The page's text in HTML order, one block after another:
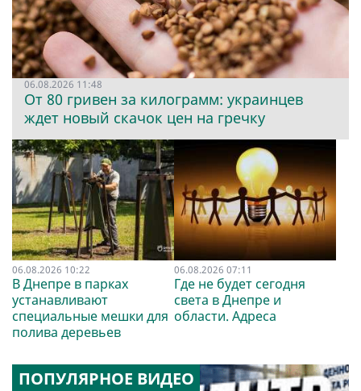
06.08.2026 11:48
От 80 гривен за килограмм: украинцев
ждет новый скачок цен на гречку
06.08.2026 10:22
В Днепре в парках
устанавливают
специальные мешки для
полива деревьев
06.08.2026 07:11
Где не будет сегодня
света в Днепре и
области. Адреса
ПОПУЛЯРНОЕ ВИДЕО